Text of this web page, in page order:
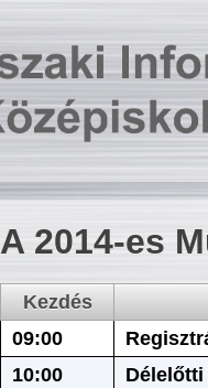
A 2014-es
Kezdés
09:00
10:00